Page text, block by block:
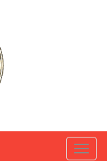
du Musée de
T